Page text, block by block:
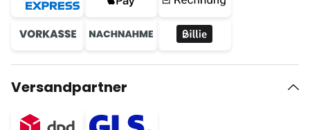
Versandpartner